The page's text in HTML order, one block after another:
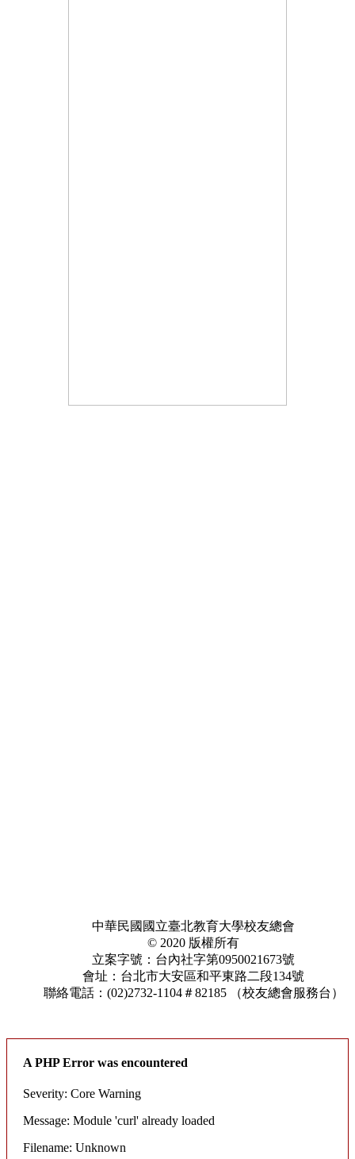
中華民國國立臺北教育大學校友總會
© 2020 版權所有
立案字號：台內社字第0950021673號
會址：台北市大安區和平東路二段134號
聯絡電話：(02)2732-1104＃82185 （校友總會服務台）
A PHP Error was encountered
Severity: Core Warning
Message: Module 'curl' already loaded
Filename: Unknown